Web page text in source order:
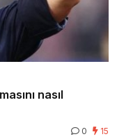
nasıl
0 15